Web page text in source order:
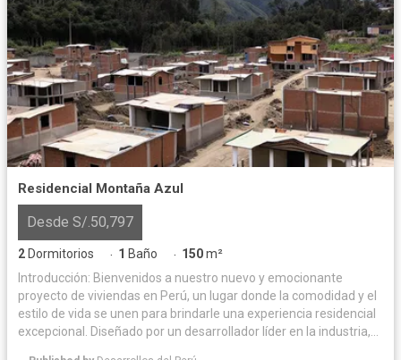
Residencial Montaña Azul
Desde S/.50,797
2 Dormitorios · 1 Baño · 150m²
Introducción: Bienvenidos a nuestro nuevo y emocionante
proyecto de viviendas en Perú, un lugar donde la comodidad y el
estilo de vida se unen para brindarle una experiencia residencial
excepcional. Diseñado por un desarrollador líder en la industria,